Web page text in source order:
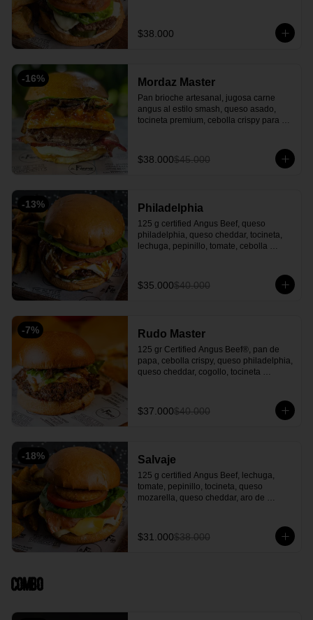
$38.000
-16% Mordaz Master
Pan brioche artesanal, jugosa carne
angus al estilo smash, queso asado,
tocineta premium, cebolla crispy para un
cherry y uchuva, acompañado con
papas casco o francesas
$38.000$45.000
-13% Philadelphia
125 g certified Angus Beef, queso
philadelphia, queso cheddar, tocineta,
lechuga, pepinillo, tomate, cebolla
$35.000$40.000
-7% Rudo Master
125 gr Certified Angus Beef®, pan de
papa, cebolla crispy, queso philadelphia,
queso cheddar, cogollo, tocineta
tinto, salsa La Fiera y acompañada con
papas en casco o Francesas
$37.000$40.000
-18% Salvaje
125 g certified Angus Beef, lechuga,
tomate, pepinillo, tocineta, queso
mozarella, queso cheddar, aro de
$31.000$38.000
Combo